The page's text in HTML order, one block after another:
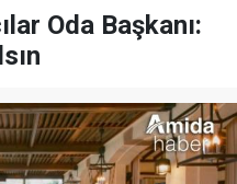
Oda Başkanı: